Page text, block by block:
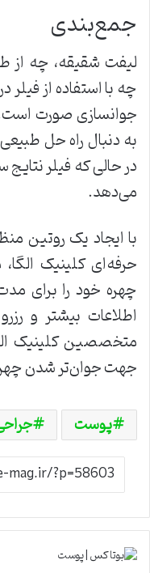
جمع‌بندی
لیفت شقیقه، چه از
چه با استفاده از فیلر
جوانسازی صورت
به دنبال راه حل
در حالی که فیلر نتایج
می‌دهد.
با ایجاد یک روتین
حرفه‌ای کلینیک
چهره خود را برای
اطلاعات بیشتر و
متخصصین کلینیک
جهت جوان‌تر شدن
پوست